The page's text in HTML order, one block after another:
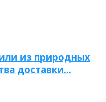
из природных
доставки…